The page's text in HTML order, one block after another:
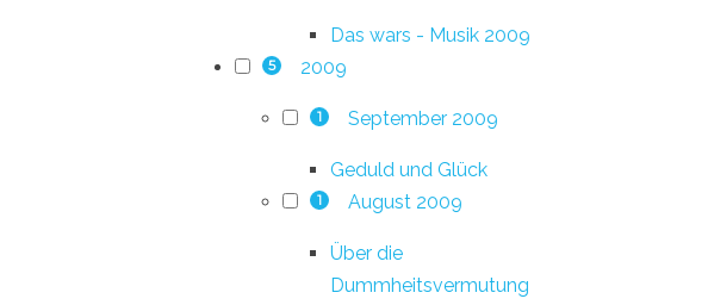
Das wars - Musik 2009
5 2009
1 September 2009
Geduld und Glück
1 August 2009
Über die
Dummheitsvermutung